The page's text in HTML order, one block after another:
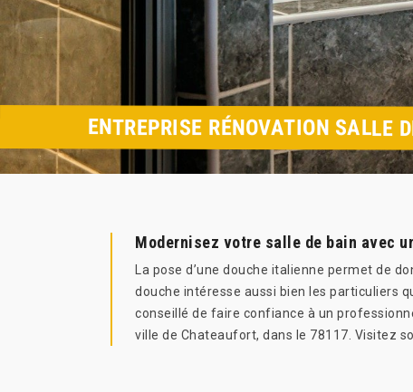
ENTREPRISE RÉNOVATION SALLE
Modernisez votre salle de bain avec
La pose d’une douche italienne permet de
douche intéresse aussi bien les particuliers
conseillé de faire confiance à un
ville de Chateaufort, dans le 78117. Visitez